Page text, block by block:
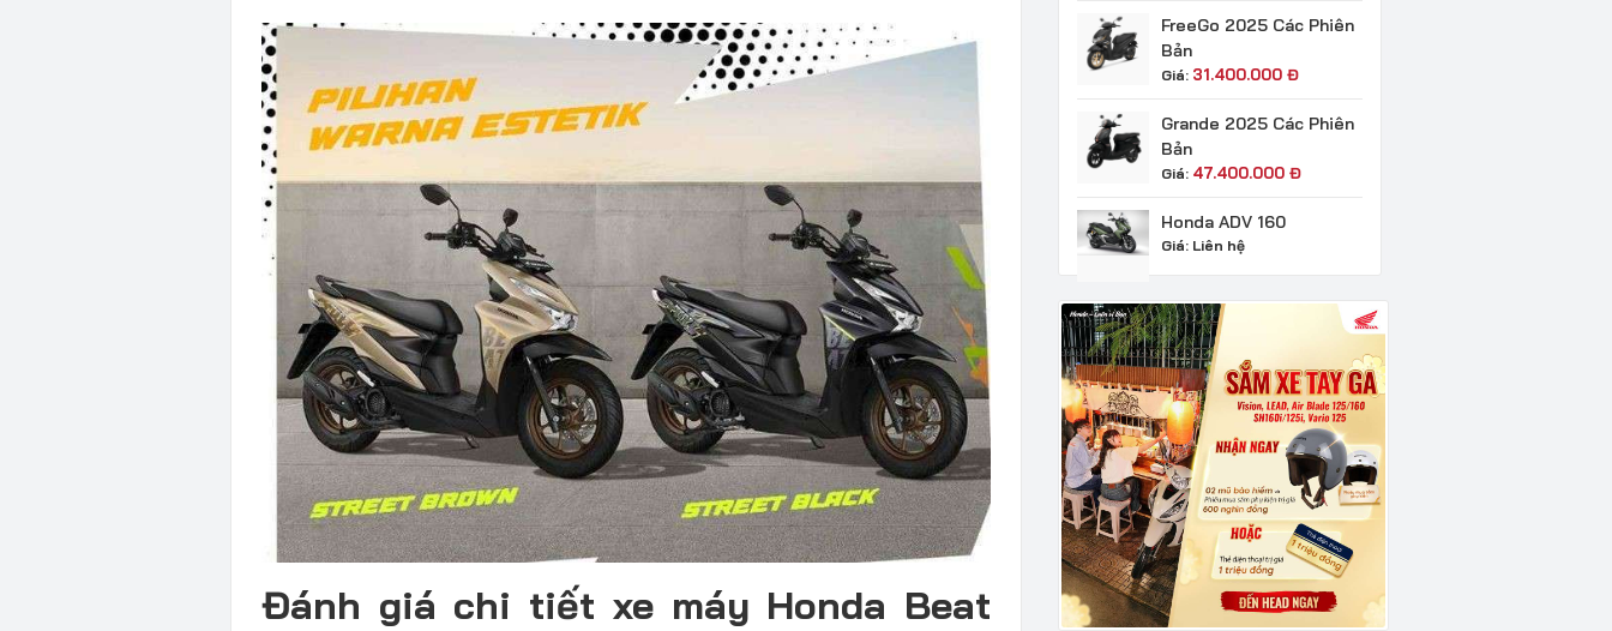
Đánh giá chi tiết xe máy Honda Beat
FreeGo 2025 Các Phiên
Bản
Giá: 31.400.000 Đ
Grande 2025 Các Phiên
Bản
Giá: 47.400.000 Đ
Honda ADV 160
Giá: Liên hệ